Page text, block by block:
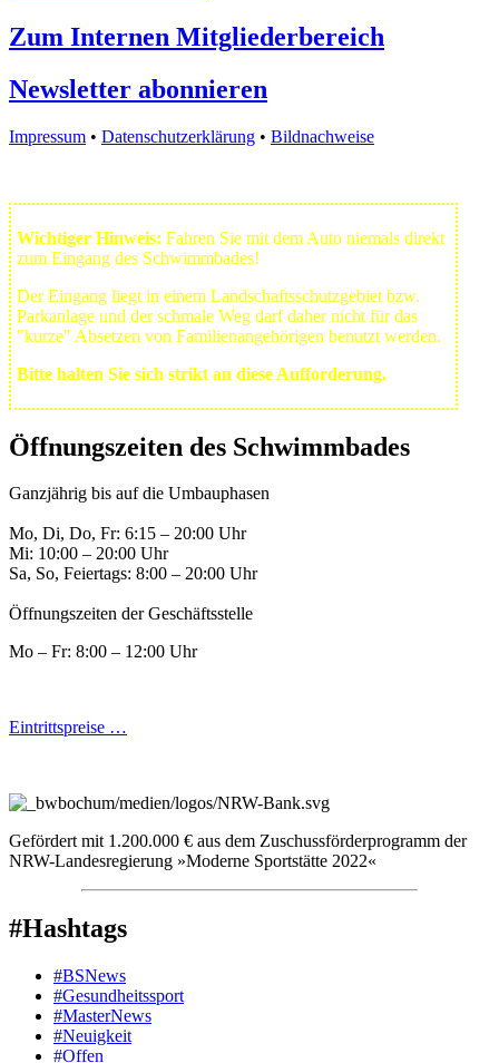
Zum Internen Mitgliederbereich
Newsletter abonnieren
Impressum • Datenschutzerklärung • Bildnachweise
Wichtiger Hinweis: Fahren Sie mit dem Auto niemals direkt
zum Eingang des Schwimmbades!
Der Eingang liegt in einem Landschafts­schutzgebiet bzw.
Park­anlage und der schmale Weg darf daher nicht für das
"kurze" Absetzen von Familienangehörigen benutzt werden.
Bitte halten Sie sich strikt an diese Aufforderung.
Öffnungszeiten des Schwimmbades
Ganzjährig bis auf die Umbauphasen
Mo, Di, Do, Fr: 6:15 – 20:00 Uhr
Mi: 10:00 – 20:00 Uhr
Sa, So, Feiertags: 8:00 – 20:00 Uhr
Öffnungszeiten der Geschäftsstelle
Mo – Fr: 8:00 – 12:00 Uhr
Eintrittspreise …
Gefördert mit 1.200.000 € aus dem Zuschussförderprogramm der
NRW-Landesregierung »Moderne Sportstätte 2022«
#Hashtags
#BSNews
#Gesundheitssport
#MasterNews
#Neuigkeit
#Offen